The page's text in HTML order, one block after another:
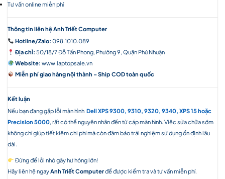
Tư vấn online miễn phí
Thông tin liên hệ Anh Triết Computer
Hotline/Zalo: 098.1010.089
Địa chỉ: 50/18/7 Đỗ Tấn Phong, Phường 9, Quận Phú Nhuận
Website: www.laptopsale.vn
Miễn phí giao hàng nội thành – Ship COD toàn quốc
Kết luận
Nếu bạn đang gặp lỗi màn hình Dell XPS 9300, 9310, 9320, 9340, XPS 15 hoặc
Precision 5000 , rất có thể nguyên nhân đến từ cáp màn hình. Việc sửa chữa sớm
không chỉ giúp tiết kiệm chi phí mà còn đảm bảo trải nghiệm sử dụng ổn định lâu
dài.
Đừng để lỗi nhỏ gây hư hỏng lớn!
Hãy liên hệ ngay Anh Triết Computerđể được kiểm tra và tư vấn miễn phí.